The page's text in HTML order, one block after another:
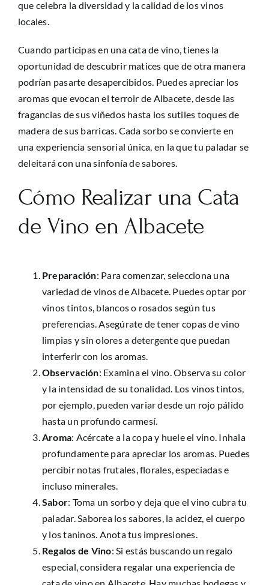
que celebra la diversidad y la calidad de los vinos
locales.
Cuando participas en una cata de vino, tienes la
oportunidad de descubrir matices que de otra manera
podrían pasarte desapercibidos. Puedes apreciar los
aromas que evocan el terroir de Albacete, desde las
fragancias de sus viñedos hasta los sutiles toques de
madera de sus barricas. Cada sorbo se convierte en
una experiencia sensorial única, en la que tu paladar se
deleitará con una sinfonía de sabores.
Cómo Realizar una Cata
de Vino en Albacete
Preparación: Para comenzar, selecciona una
variedad de vinos de Albacete. Puedes optar por
vinos tintos, blancos o rosados según tus
preferencias. Asegúrate de tener copas de vino
limpias y sin olores a detergente que puedan
interferir con los aromas.
Observación: Examina el vino. Observa su color
y la intensidad de su tonalidad. Los vinos tintos,
por ejemplo, pueden variar desde un rojo pálido
hasta un profundo carmesí.
Aroma: Acércate a la copa y huele el vino. Inhala
profundamente para apreciar los aromas. Puedes
percibir notas frutales, florales, especiadas e
incluso minerales.
Sabor: Toma un sorbo y deja que el vino cubra tu
paladar. Saborea los sabores, la acidez, el cuerpo
y los taninos. Anota tus impresiones.
Regalos de Vino: Si estás buscando un regalo
especial, considera regalar una experiencia de